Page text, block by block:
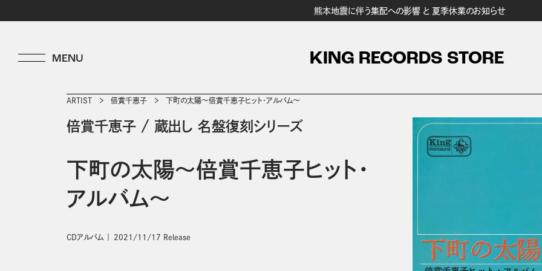
熊本地震に伴う集配への影響 と 夏季休業のお知らせ
KING RECORDS STORE
ARTIST 倍賞千恵子 下町の太陽～倍賞千恵子ヒット・アルバム～
倍賞千恵子 / 蔵出し 名盤復刻シリーズ
下町の太陽～倍賞千恵子ヒット・
アルバム～
CDアルバム 2021/11/17 Release